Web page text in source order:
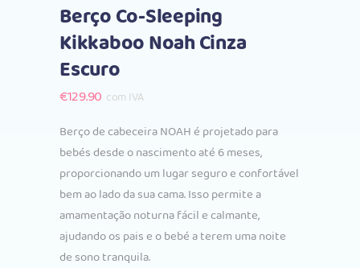
Berço Co-Sleeping
Kikkaboo Noah Cinza
Escuro
€129.90 com IVA
Berço de cabeceira NOAH é projetado para
bebés desde o nascimento até 6 meses,
proporcionando um lugar seguro e confortável
bem ao lado da sua cama. Isso permite a
amamentação noturna fácil e calmante,
ajudando os pais e o bebé a terem uma noite
de sono tranquila.